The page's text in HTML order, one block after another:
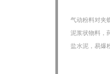
气动粉料对夹
泥浆状物料，
盐水泥，易爆